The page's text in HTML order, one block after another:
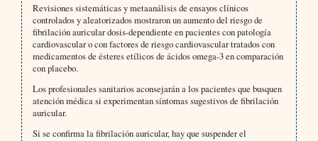
Revisiones sistemáticas y metaanálisis de ensayos clínicos
controlados y aleatorizados mostraron un aumento del riesgo de
fibrilación auricular dosis-dependiente en pacientes con patología
cardiovascular o con factores de riesgo cardiovascular tratados con
medicamentos de ésteres etílicos de ácidos omega-3 en comparación
con placebo.
Los profesionales sanitarios aconsejarán a los pacientes que busquen
atención médica si experimentan síntomas sugestivos de fibrilación
auricular.
Si se confirma la fibrilación auricular, hay que suspender el